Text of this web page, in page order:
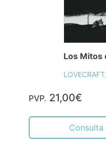
Los Mitos
PVP. 21,00€